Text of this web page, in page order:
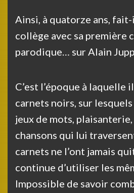
Ainsi, à quatorze ans,
collège avec sa première
parodique… sur Alain
C’est l’époque à laquelle
carnets noirs, sur
jeux de mots,
chansons qui lui
carnets ne l’ont jamais
continue d’utiliser les
Impossible de savoir